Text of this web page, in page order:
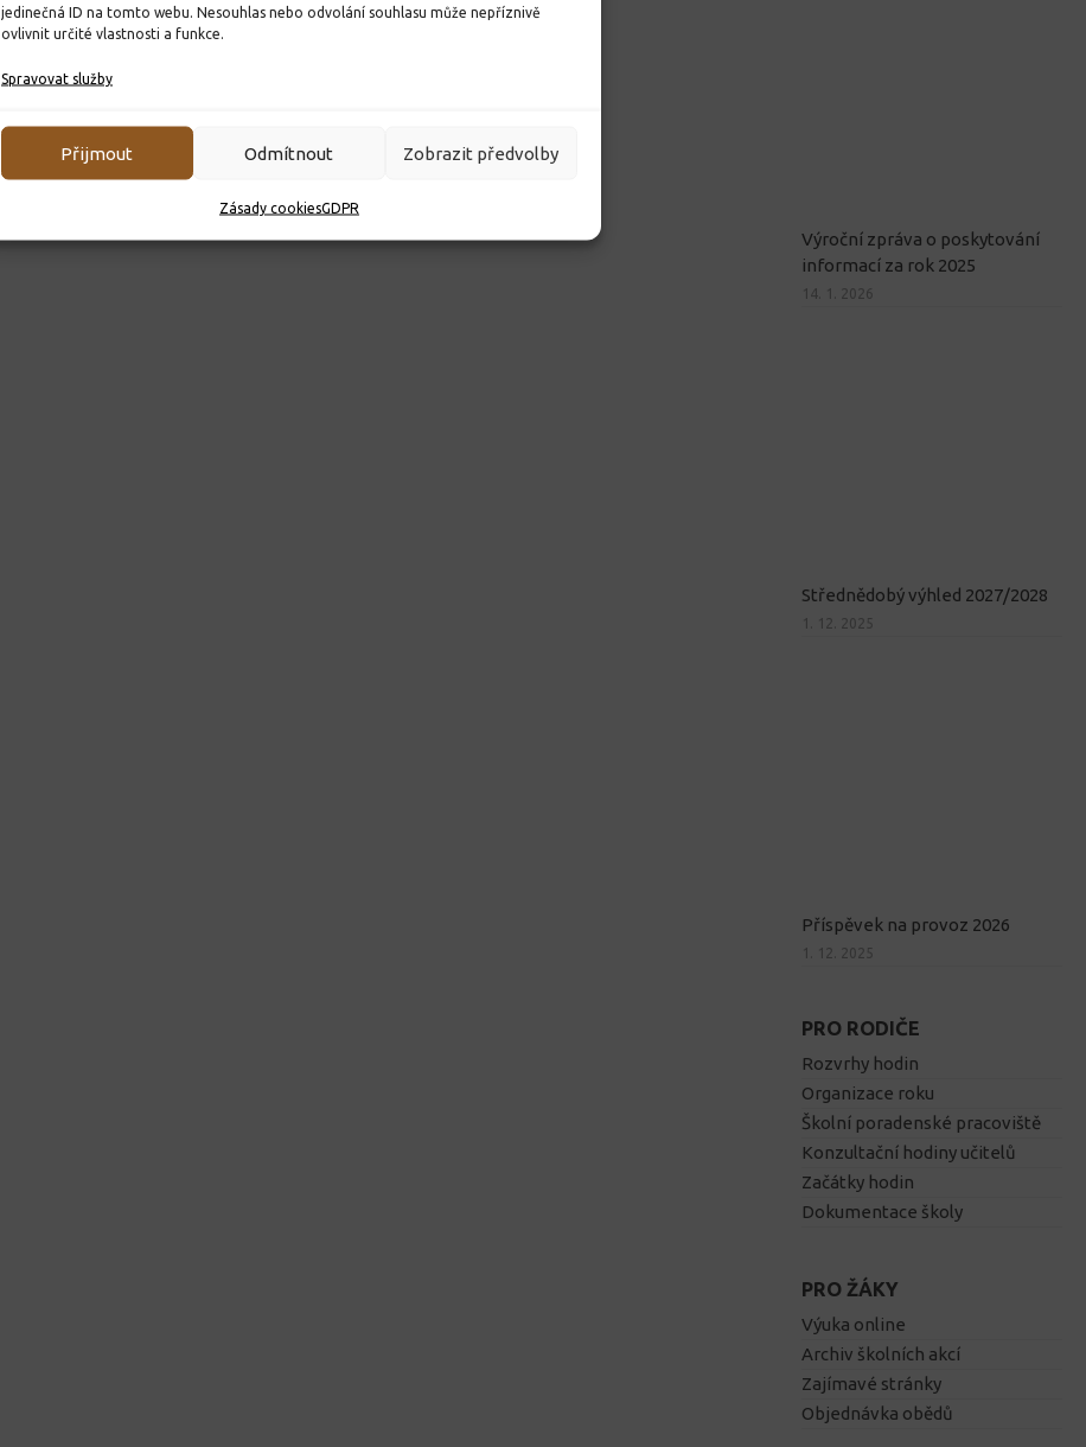
jedinečná ID na tomto webu. Nesouhlas nebo odvolání souhlasu může nepříznivě
ovlivnit určité vlastnosti a funkce.
Spravovat služby
Přijmout Odmítnout Zobrazit předvolby
Zásady cookiesGDPR
Výroční zpráva o poskytování
informací za rok 2025
14. 1. 2026
Střednědobý výhled 2027/2028
1. 12. 2025
Příspěvek na provoz 2026
1. 12. 2025
PRO RODIČE
Rozvrhy hodin
Organizace roku
Školní poradenské pracoviště
Konzultační hodiny učitelů
Začátky hodin
Dokumentace školy
PRO ŽÁKY
Výuka online
Archiv školních akcí
Zajímavé stránky
Objednávka obědů